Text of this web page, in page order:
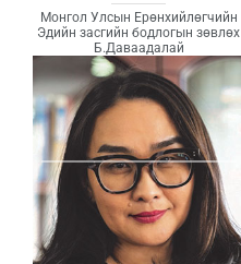
Монгол Улсын Ерөнхийлөгчийн
Эдийн засгийн бодлогын зөвлөх
Б.Даваадалай